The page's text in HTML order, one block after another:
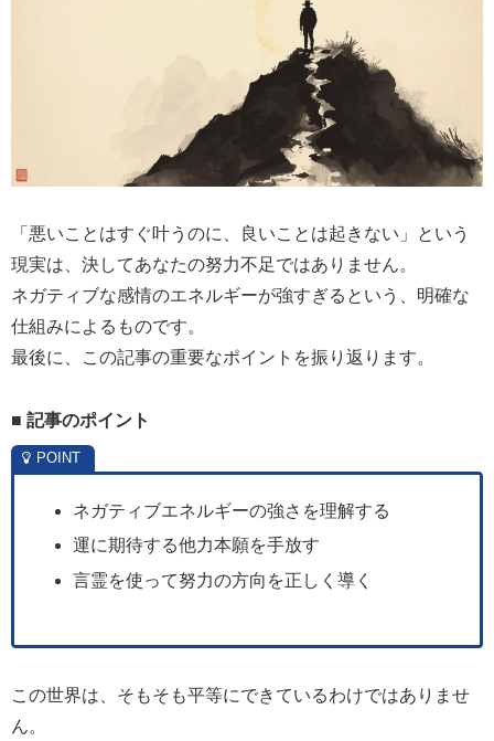
「悪いことはすぐ叶うのに、良いことは起きない」という
現実は、決してあなたの努力不足ではありません。
ネガティブな感情のエネルギーが強すぎるという、明確な
仕組みによるものです。
最後に、この記事の重要なポイントを振り返ります。
■ 記事のポイント
ネガティブエネルギーの強さを理解する
運に期待する他力本願を手放す
言霊を使って努力の方向を正しく導く
この世界は、そもそも平等にできているわけではありませ
ん。